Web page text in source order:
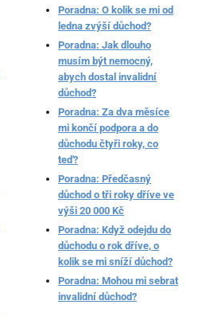
Poradna: O kolik se mi od
ledna zvýší důchod?
Poradna: Jak dlouho
musím být nemocný,
abych dostal invalidní
důchod?
Poradna: Za dva měsíce
mi končí podpora a do
důchodu čtyři roky, co
teď?
Poradna: Předčasný
důchod o tři roky dříve ve
výši 20 000 Kč
Poradna: Když odejdu do
důchodu o rok dříve, o
kolik se mi sníží důchod?
Poradna: Mohou mi sebrat
invalidní důchod?